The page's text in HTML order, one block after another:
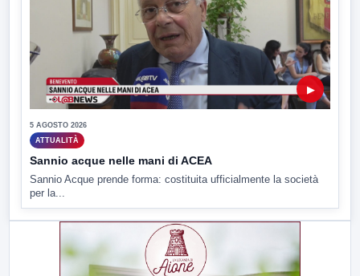
▶
5 AGOSTO 2026
ATTUALITÀ
Sannio acque nelle mani di ACEA
Sannio Acque prende forma: costituita ufficialmente la società
per la...